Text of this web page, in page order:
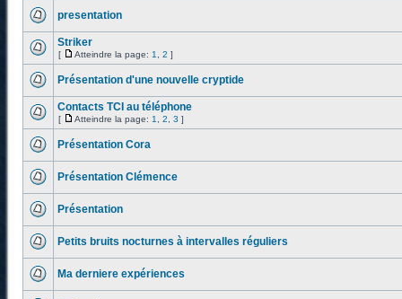
presentation
Striker
[ Atteindre la page: 1 2 ]
Présentation d'une nouvelle cryptide
Contacts TCI au téléphone
[ Atteindre la page: 1 2 3 ]
Présentation Cora
Présentation Clémence
Présentation
Petits bruits nocturnes à intervalles réguliers
Ma derniere expériences